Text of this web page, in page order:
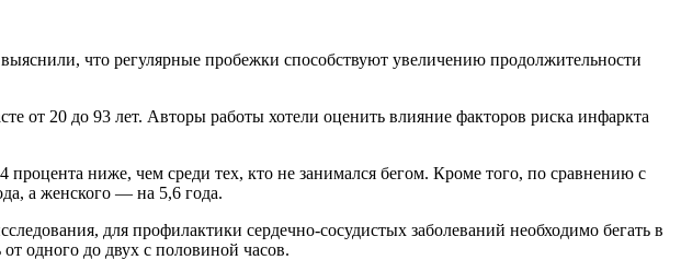
что регулярные пробежки способствуют увеличению продолжительности
от 20 до 93 лет. Авторы работы хотели оценить влияние факторов риска инфаркта
ниже, чем среди тех, кто не занимался бегом. Кроме того, по сравнению с
а женского — на 5,6 года.
для профилактики сердечно-сосудистых заболеваний необходимо бегать в
одного до двух с половиной часов.